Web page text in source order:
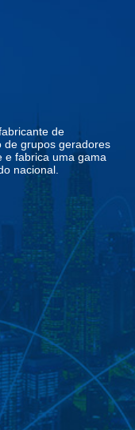
de
de grupos geradores
e fabrica uma gama
nacional.